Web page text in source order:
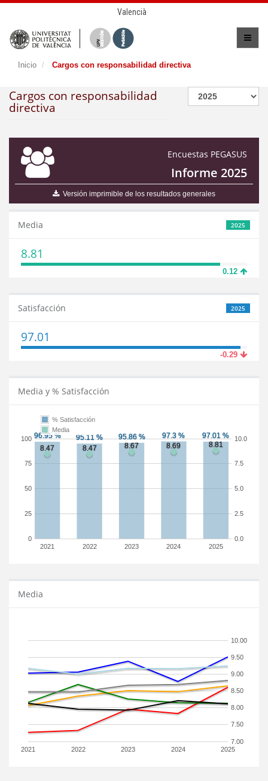
Valencià
Inicio Cargos con responsabilidad directiva
Cargos con responsabilidad
directiva
Encuestas PEGASUS
Informe 2025
Versión imprimible de los resultados generales
2025
Media
8.81
0.12
2025
Satisfacción
97.01
-0.29
Media y % Satisfacción
2021 2022 2023 2024 2025
0
25
50
75
100
0.0
2.5
5.0
7.5
10.0
% Satisfacción
Media
Media
2021 2022 2023 2024 2025
7.00
7.50
8.00
8.50
9.00
9.50
10.00